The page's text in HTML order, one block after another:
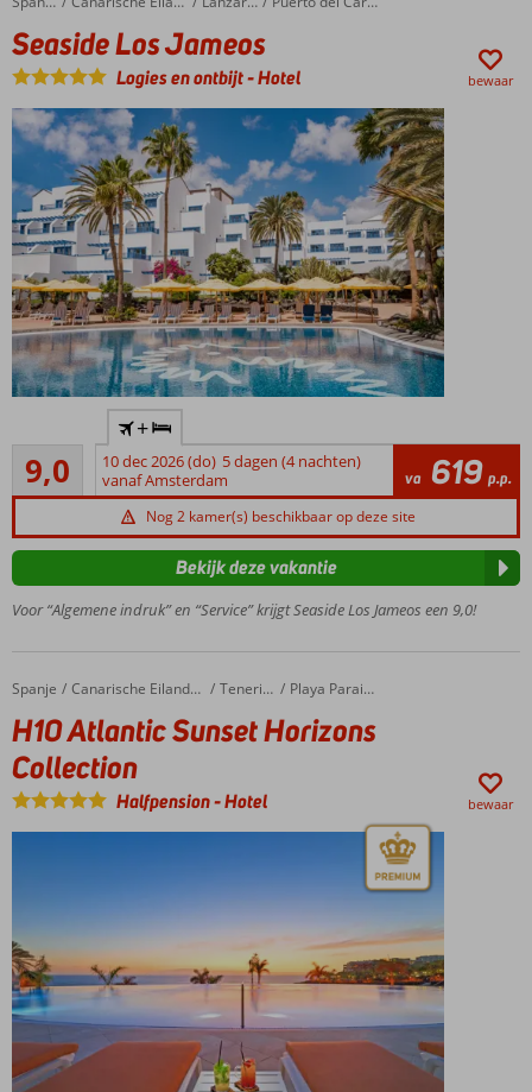
naar
het
Spa
Center
Tip:
boek de
privilege
service
Helemaal
makkelijk:
ook All
Inclusive
mogelijk
Seaside Los Jameos
Logies en ontbijt-Hotel bewaar
del
Carmen
boulevard
oversteken
en met je
voeten in
Populair,
sfeervol en
hotel
Je zult je
niet
vervelen;
er is
mooie
zwembaden,
spa of op
het strand
9,0
Uitstekend
41
beoordelingen
+
10 dec 2026 (do) 5 dagen (4 nachten)
vanaf Amsterdam
va 619 p.p.
Nog 2 kamer(s) beschikbaar op deze site
Voor “Algemene indruk” en “Service” krijgt Seaside Los Jameos een 9,0!
Bekijk deze vakantie
Home
Spanje Canarische Eilanden Tenerife Playa Paraiso
H10 Atlantic Sunset Horizons Collection
H10 Atlantic Sunset Horizons
Collection
Halfpension-Hotel bewaar